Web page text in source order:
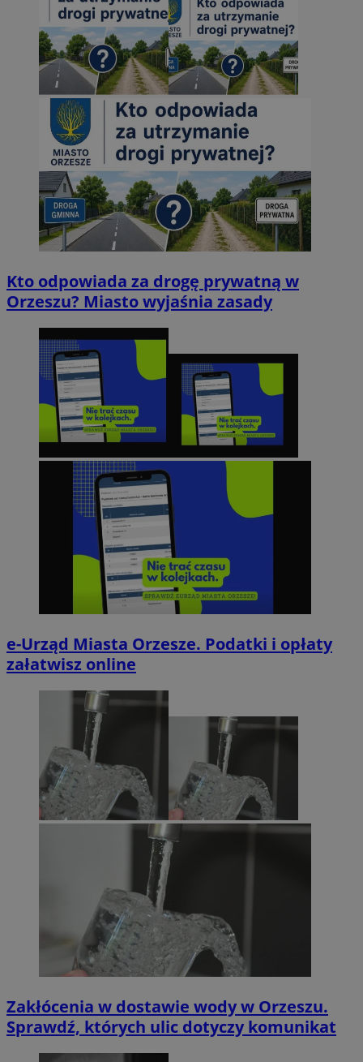
Kto odpowiada za drogę prywatną w
Orzeszu? Miasto wyjaśnia zasady
e-Urząd Miasta Orzesze. Podatki i opłaty
załatwisz online
Zakłócenia w dostawie wody w Orzeszu.
Sprawdź, których ulic dotyczy komunikat